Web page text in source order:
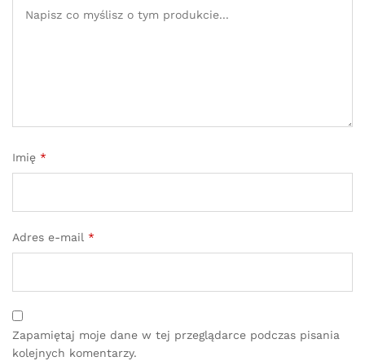
Imię *
Adres e-mail *
Zapamiętaj moje dane w tej przeglądarce podczas pisania
kolejnych komentarzy.